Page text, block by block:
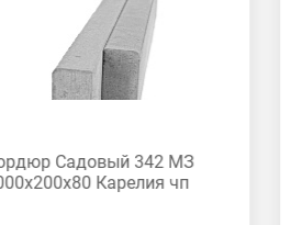
Садовый 342 МЗ
Карелия чп